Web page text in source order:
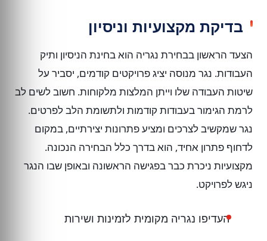
בדיקת מקצועיות וניסיון
הצעד הראשון בבחירת נגריה הוא בחינת הניסיון ותיק
העבודות. נגר מנוסה יציג פרויקטים קודמים, יסביר על
שיטות העבודה שלו וייתן המלצות מלקוחות. חשוב לשים לב
לרמת הגימור בעבודות קודמות ולתשומת הלב לפרטים.
נגר שמקשיב לצרכים ומציע פתרונות יצירתיים, במקום
לדחוף פתרון אחיד, הוא בדרך כלל הבחירה הנכונה.
מקצועיות ניכרת כבר בפגישה הראשונה ובאופן שבו הנגר
ניגש לפרויקט.
העדיפו נגריה מקומית לזמינות ושירות